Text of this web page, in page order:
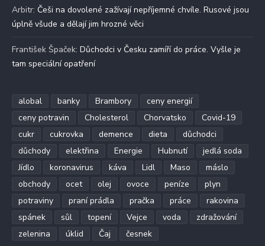
Arbitr: Češi na dovolené zažívají nepříjemné chvíle. Rusové jsou
úplně všude a dělají jim hrozné věci
František Špaček: Důchodci v Česku zamíří do práce. Vyšle je
tam speciální opatření
alobal banky Brambory
ceny energií
ceny potravin
Cholesterol Chorvatsko
Covid-19
cukr
cukrovka demence dieta
důchodci
důchody
elektřina Energie Hubnutí
jedlá soda
Jídlo
koronavirus káva Lidl Maso
máslo
obchody
ocet olej ovoce peníze
plyn
potraviny
praní prádla pračka práce
rakovina
spánek
sůl topení Vejce voda
zdražování
zelenina
úklid Čaj česnek